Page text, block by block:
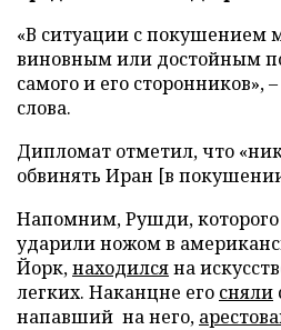
«В ситуации с покушением
виновным или достойным
самого и его сторонников»,
слова.
Дипломат отметил, что
обвинять Иран [в
Напомним, Рушди, которого
ударили ножом в
Йорк,находилсяна
легких. Наканцне его сняли
напавший на него,